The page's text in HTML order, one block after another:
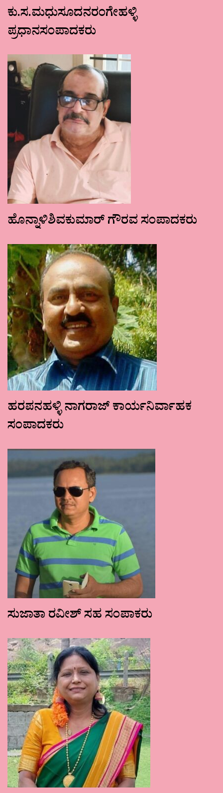
ಕು.ಸ.ಮಧುಸೂದನರಂಗೇಹಳ್ಳಿ
ಪ್ರಧಾನಸಂಪಾದಕರು
ಹೊನ್ನಾಳಿಶಿವಕುಮಾರ್ ಗೌರವ ಸಂಪಾದಕರು
ಹರಪನಹಳ್ಳಿ ನಾಗರಾಜ್ ಕಾರ್ಯನಿರ್ವಾಹಕ
ಸಂಪಾದಕರು
ಸುಜಾತಾ ರವೀಶ್ ಸಹ ಸಂಪಾಕರು